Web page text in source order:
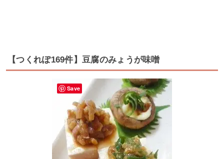
【つくれぽ169件】豆腐のみょうが味噌
Save